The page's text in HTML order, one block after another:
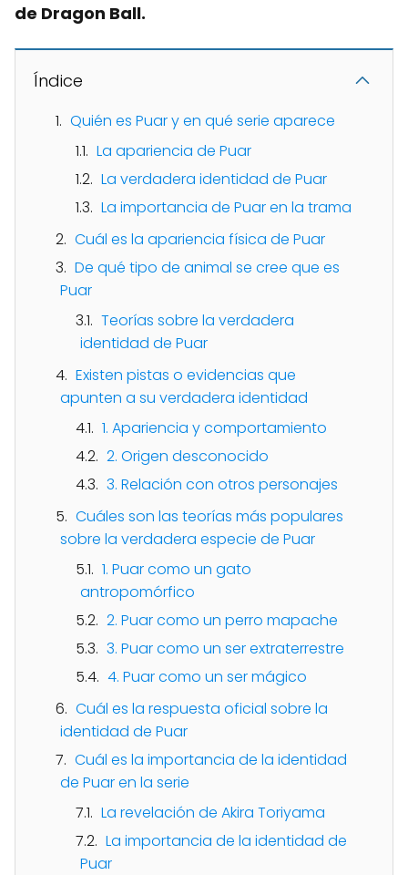
de Dragon Ball.
Índice
Quién es Puar y en qué serie aparece
La apariencia de Puar
La verdadera identidad de Puar
La importancia de Puar en la trama
Cuál es la apariencia física de Puar
De qué tipo de animal se cree que es
Puar
Teorías sobre la verdadera
identidad de Puar
Existen pistas o evidencias que
apunten a su verdadera identidad
1. Apariencia y comportamiento
2. Origen desconocido
3. Relación con otros personajes
Cuáles son las teorías más populares
sobre la verdadera especie de Puar
1. Puar como un gato
antropomórfico
2. Puar como un perro mapache
3. Puar como un ser extraterrestre
4. Puar como un ser mágico
Cuál es la respuesta oficial sobre la
identidad de Puar
Cuál es la importancia de la identidad
de Puar en la serie
La revelación de Akira Toriyama
La importancia de la identidad de
Puar